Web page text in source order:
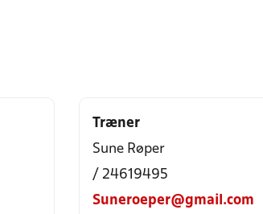
Træner
Sune Røper
/ 24619495
Suneroeper@gmail.com